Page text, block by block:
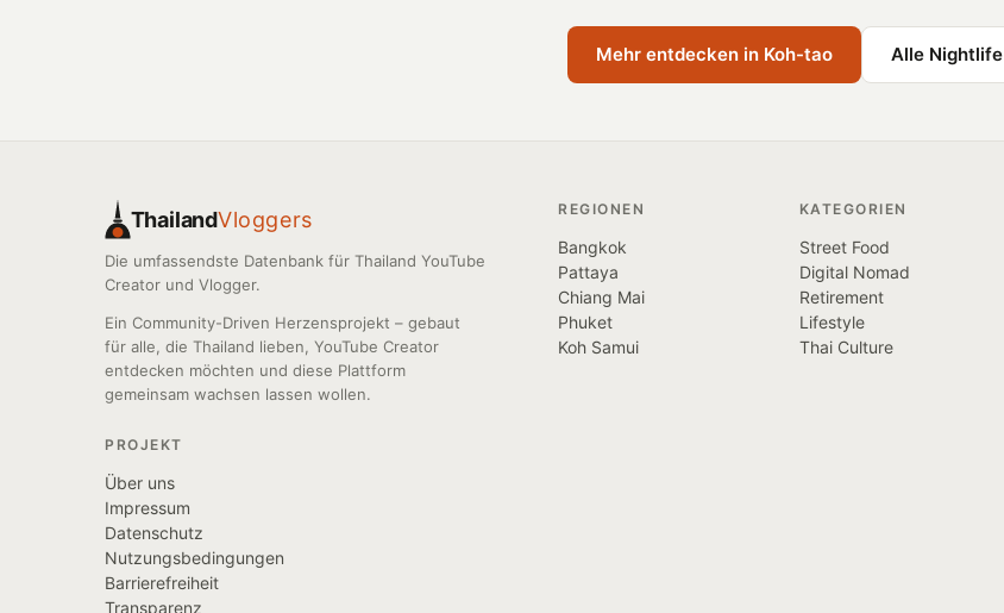
Mehr entdecken in Koh-tao Alle Nightlife
ThailandVloggers
Die umfassendste Datenbank für Thailand YouTube
Creator und Vlogger.
Ein Community-Driven Herzensprojekt – gebaut
für alle, die Thailand lieben, YouTube Creator
entdecken möchten und diese Plattform
gemeinsam wachsen lassen wollen.
REGIONEN
Bangkok
Pattaya
Chiang Mai
Phuket
Koh Samui
KATEGORIEN
Street Food
Digital Nomad
Retirement
Lifestyle
Thai Culture
PROJEKT
Über uns
Impressum
Datenschutz
Nutzungsbedingungen
Barrierefreiheit
Transparenz